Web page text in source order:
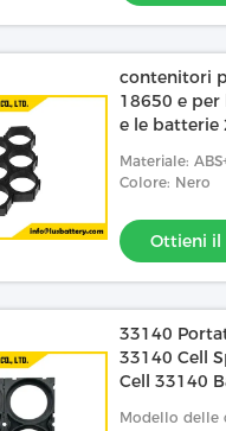
contenitori
18650 e
e le batterie
Materiale:
Colore: Nero
Ottieni
33140
33140 Cell
Cell 33140
Modello delle